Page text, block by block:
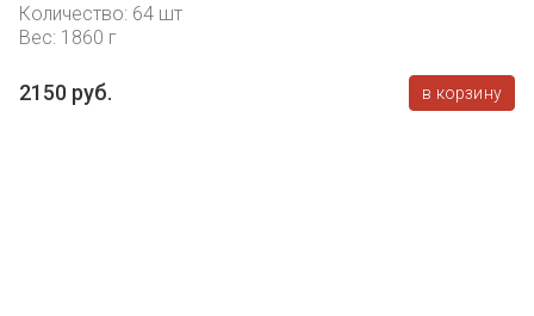
Количество: 64 шт
Вес: 1860 г
2150 руб. в корзину